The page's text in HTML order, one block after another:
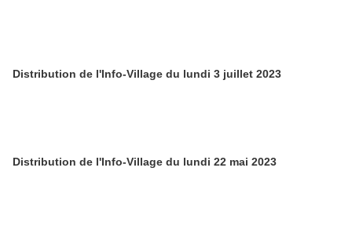
Distribution de l'Info-Village du lundi 3 juillet 2023
Distribution de l'Info-Village du lundi 22 mai 2023